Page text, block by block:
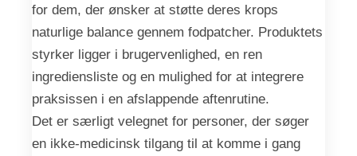
for dem, der ønsker at støtte deres krops
naturlige balance gennem fodpatcher. Produktets
styrker ligger i brugervenlighed, en ren
ingrediensliste og en mulighed for at integrere
praksissen i en afslappende aftenrutine.
Det er særligt velegnet for personer, der søger
en ikke-medicinsk tilgang til at komme i gang